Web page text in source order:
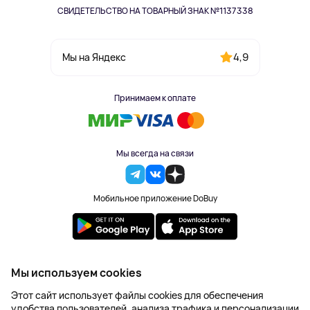
СВИДЕТЕЛЬСТВО НА ТОВАРНЫЙ ЗНАК №1137338
Мы на Яндекс 4,9
Принимаем к оплате
Мы всегда на связи
Мобильное приложение DoBuy
2023-2026 © DoBuy. Все права защищены
Правила обработки персональных данных
Пользовательское соглашение
Мы используем cookies
Этот сайт использует файлы cookies для обеспечения